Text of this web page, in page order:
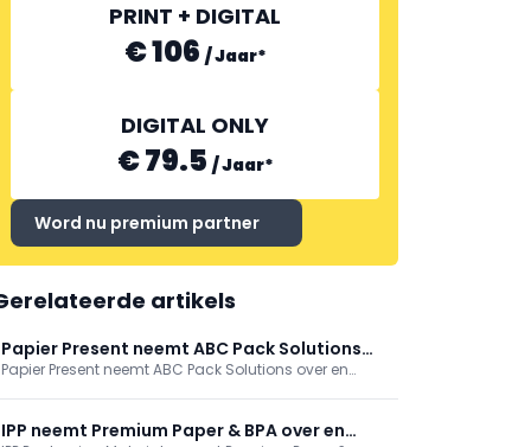
PRINT + DIGITAL
€ 106 /Jaar*
DIGITAL ONLY
€ 79.5 /Jaar*
Word nu premium partner
artikels
Papier Present neemt ABC Pack Solutions
over, groeit in retailverpakkingen
Papier Present neemt ABC Pack Solutions over en
familiebedrijven bundelen circa 20 medewerkers in
IPP neemt Premium Paper & BPA over en